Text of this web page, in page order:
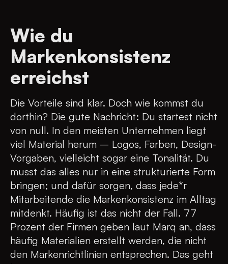
Wie du
Markenkonsistenz
erreichst
Die Vorteile sind klar. Doch wie kommst du
dorthin? Die gute Nachricht: Du startest nicht
von null. In den meisten Unternehmen liegt
viel Material herum – Logos, Farben, Design-
Vorgaben, vielleicht sogar eine Tonalität. Du
musst das alles nur in eine strukturierte Form
bringen; und dafür sorgen, dass jede*r
Mitarbeitende die Markenkonsistenz im Alltag
mitdenkt. Häufig ist das nicht der Fall. 77
Prozent der Firmen geben laut Marq an, dass
häufig Materialien erstellt werden, die nicht
den Markenrichtlinien entsprechen. Das geht